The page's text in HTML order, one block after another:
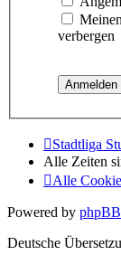
verbergen
Stadtliga
Alle Zeiten
Alle
Powered by phpBB
Deutsche